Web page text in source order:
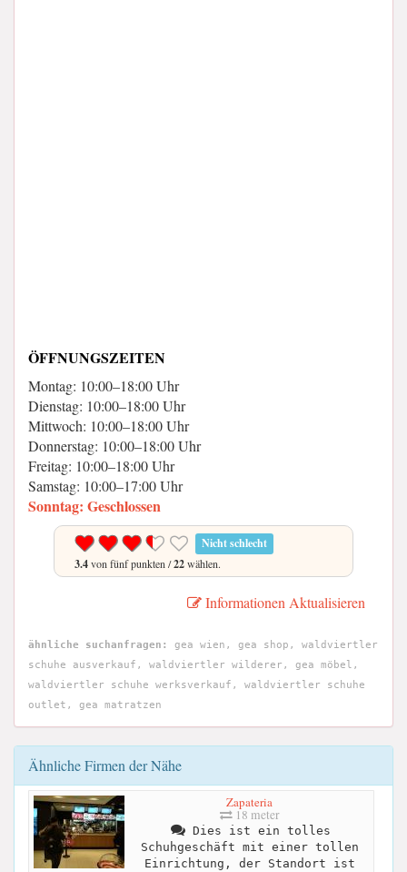
ÖFFNUNGSZEITEN
Montag: 10:00–18:00 Uhr
Dienstag: 10:00–18:00 Uhr
Mittwoch: 10:00–18:00 Uhr
Donnerstag: 10:00–18:00 Uhr
Freitag: 10:00–18:00 Uhr
Samstag: 10:00–17:00 Uhr
Sonntag: Geschlossen
Nicht schlecht
3.4von fünf punkten /22wählen.
Informationen Aktualisieren
ähnliche suchanfragen:
gea wien, gea shop, waldviertler
schuhe ausverkauf, waldviertler wilderer, gea möbel,
waldviertler schuhe werksverkauf, waldviertler schuhe
outlet, gea matratzen
Ähnliche Firmen der Nähe
Zapateria
18 meter
Dies ist ein tolles
Schuhgeschäft mit einer tollen
Einrichtung, der Standort ist